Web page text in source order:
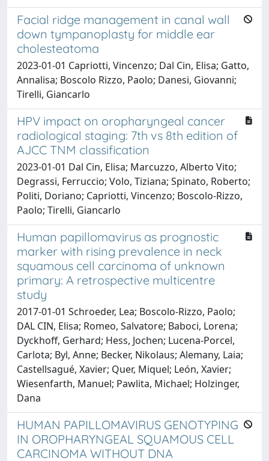
Facial ridge management in canal wall
down tympanoplasty for middle ear
cholesteatoma
2023-01-01 Capriotti, Vincenzo; Dal Cin, Elisa; Gatto,
Annalisa; Boscolo Rizzo, Paolo; Danesi, Giovanni;
Tirelli, Giancarlo
HPV impact on oropharyngeal cancer
radiological staging: 7th vs 8th edition of
AJCC TNM classification
2023-01-01 Dal Cin, Elisa; Marcuzzo, Alberto Vito;
Degrassi, Ferruccio; Volo, Tiziana; Spinato, Roberto;
Politi, Doriano; Capriotti, Vincenzo; Boscolo-Rizzo,
Paolo; Tirelli, Giancarlo
Human papillomavirus as prognostic
marker with rising prevalence in neck
squamous cell carcinoma of unknown
primary: A retrospective multicentre
study
2017-01-01 Schroeder, Lea; Boscolo-Rizzo, Paolo;
DAL CIN, Elisa; Romeo, Salvatore; Baboci, Lorena;
Dyckhoff, Gerhard; Hess, Jochen; Lucena-Porcel,
Carlota; Byl, Anne; Becker, Nikolaus; Alemany, Laia;
Castellsagué, Xavier; Quer, Miquel; León, Xavier;
Wiesenfarth, Manuel; Pawlita, Michael; Holzinger,
Dana
HUMAN PAPILLOMAVIRUS GENOTYPING
IN OROPHARYNGEAL SQUAMOUS CELL
CARCINOMA WITHOUT DNA